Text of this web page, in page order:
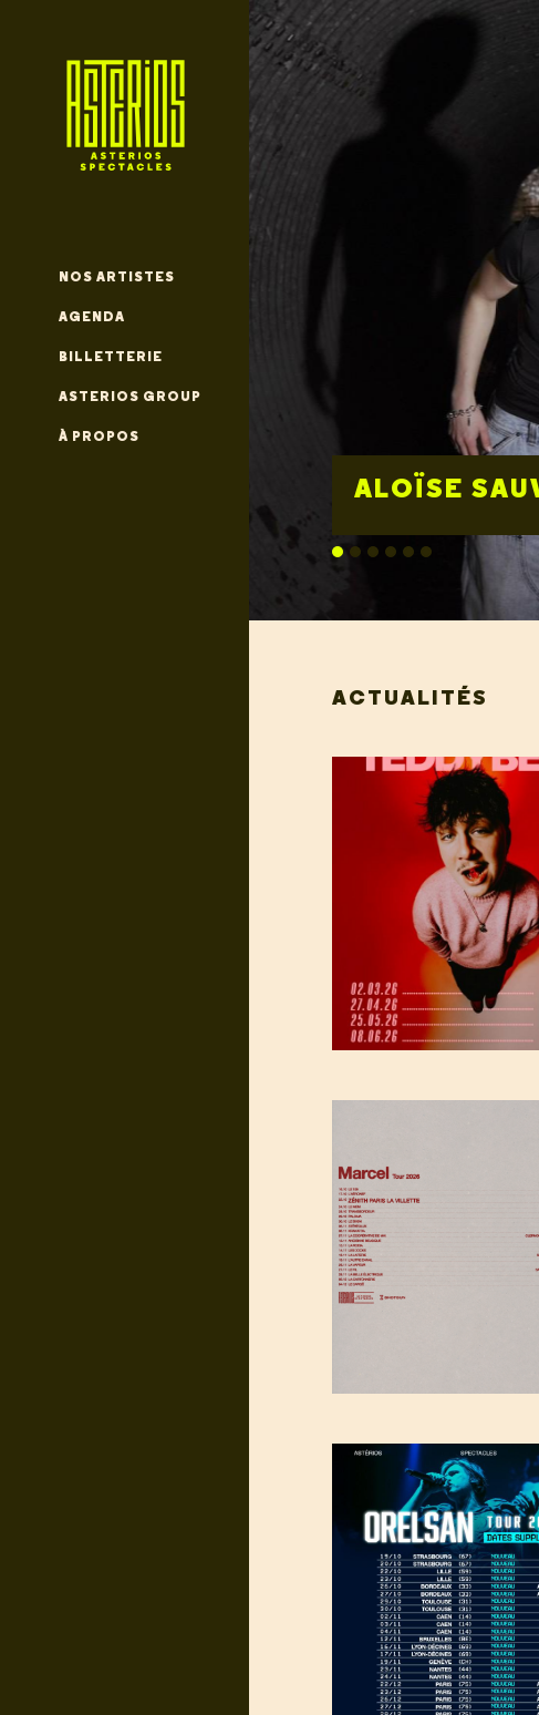
NOS ARTISTES
AGENDA
BILLETTERIE
ASTERIOS GROUP
À PROPOS
STEPHAN
ACTUALITÉS